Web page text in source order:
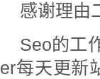
感谢理由
Seo的工
er每天更新